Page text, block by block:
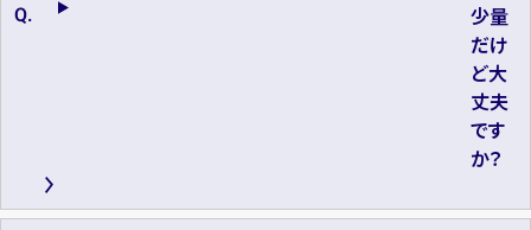
少量
だけ
ど大
丈夫
です
か？